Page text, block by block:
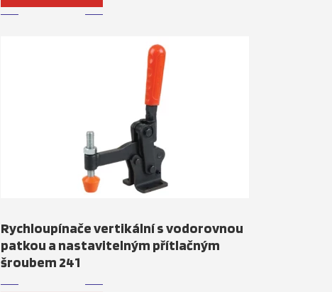
Rychloupínače vertikální s vodorovnou
patkou a nastavitelným přítlačným
šroubem 241